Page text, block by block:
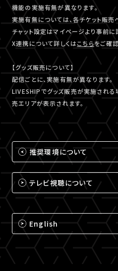
機能の実施有無が異なります。
実施有無については、各チケット販売
チャット設定はマイページより事前に
X連携について詳しくはこちらをご確
【グッズ販売について】
配信ごとに、実施有無が異なります。
LIVESHIPでグッズ販売が実施され
売エリアが表示されます。
推奨環境について
テレビ視聴について
English